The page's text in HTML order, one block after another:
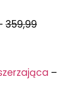
359,99
–